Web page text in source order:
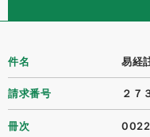
件名 易経
請求番号 ２７
冊次 0022